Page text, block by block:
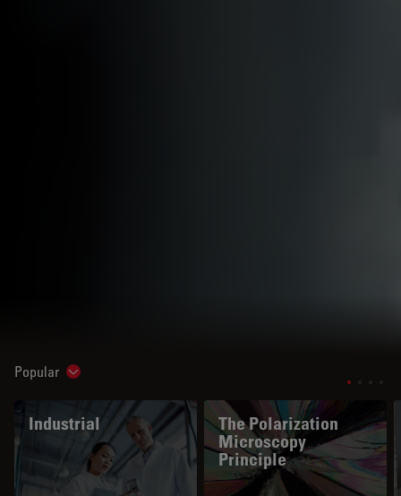
Popular Show subnavigation
Industrial
The Polarization
Microscopy
Principle